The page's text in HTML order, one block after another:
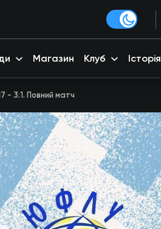
Магазин Клуб Історія
- 3:1. Повний матч